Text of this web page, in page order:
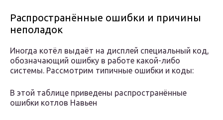
Распространённые ошибки и причины
неполадок
Иногда котёл выдаёт на дисплей специальный код,
обозначающий ошибку в работе какой-либо
системы. Рассмотрим типичные ошибки и коды:
В этой таблице приведены распространённые
ошибки котлов Навьен